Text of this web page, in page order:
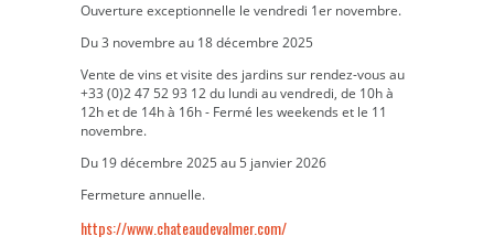
Ouverture exceptionnelle le vendredi 1er novembre.
Du 3 novembre au 18 décembre 2025
Vente de vins et visite des jardins sur rendez-vous au
+33 (0)2 47 52 93 12 du lundi au vendredi, de 10h à
12h et de 14h à 16h - Fermé les weekends et le 11
novembre.
Du 19 décembre 2025 au 5 janvier 2026
Fermeture annuelle.
https://www.chateaudevalmer.com/